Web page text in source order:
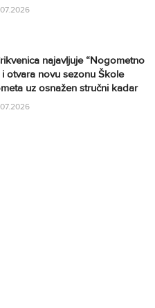
najavljuje “Nogometno
i otvara novu sezonu Škole
uz osnažen stručni kadar